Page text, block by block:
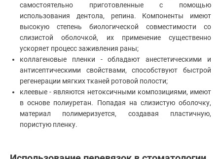
самостоятельно приготовленные с помощью
использования дентола, репина. Компоненты имеют
высокую степень биологической совместимости со
слизистой оболочкой, их применение существенно
ускоряет процесс заживления раны;
коллагеновые пленки - обладают анестетическими и
антисептическими свойствами, способствуют быстрой
регенерации мягких тканей ротовой полости;
клеевые - являются нетоксичными композициями, имеют
в основе полиуретан. Попадая на слизистую оболочку,
материал полимеризуется, создавая пластичную,
пористую пленку.